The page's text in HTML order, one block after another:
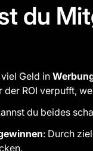
du
Geld in
ROI verpufft,
du beides
: Durch